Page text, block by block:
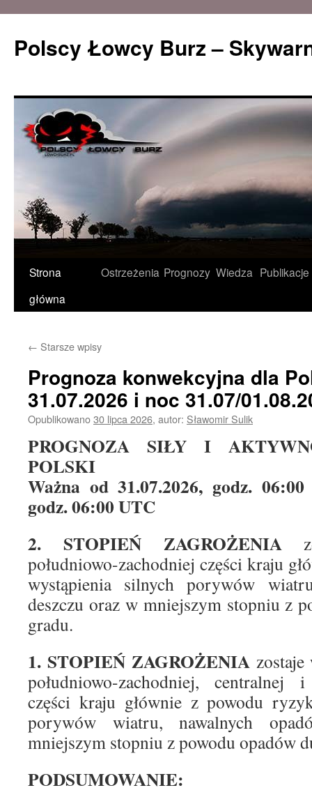
Polscy Łowcy Burz –
Przeskocz
do
Strona
główna
Ostrzeżenia Prognozy Wiedza Publikacje
← Starsze wpisy
Prognoza konwekcyjna dla
31.07.2026 i noc 31.07/
Opublikowano30 lipca 2026, autor: Sławomir Sulik
PROGNOZA SIŁY I
POLSKI
Ważna od 31.07.2026, godz.
godz. 06:00 UTC
2. STOPIEŃ ZAGROŻENIA
południowo-zachodniej części kraju
wystąpienia silnych porywów
deszczu oraz w mniejszym stopniu z
gradu.
1. STOPIEŃ ZAGROŻENIA
południowo-zachodniej, centralnej i
części kraju głównie z powodu
porywów wiatru, nawalnych
mniejszym stopniu z powodu opadów
PODSUMOWANIE: